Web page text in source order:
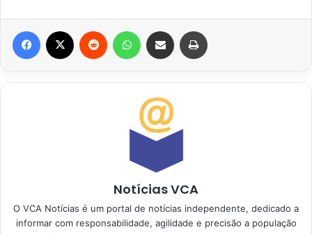
Facebook Reddit WhatsAppCompartilhar via e-mail
Notícias VCA
O VCA Notícias é um portal de notícias independente, dedicado a
informar com responsabilidade, agilidade e precisão a população